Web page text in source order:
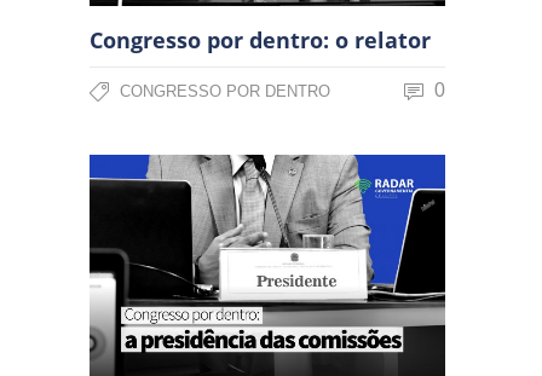
Congresso por dentro: o relator
CONGRESSO POR DENTRO 0